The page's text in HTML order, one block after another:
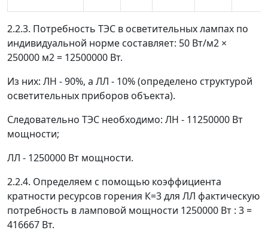
2.2.3. Потребность ТЭС в осветительных лампах по
индивидуальной норме составляет: 50 Вт/м2 ×
250000 м2= 12500000 Вт.
Из них: ЛН - 90%, а ЛЛ - 10% (определено структурой
осветительных приборов объекта).
Следовательно ТЭС необходимо: ЛН - 11250000 Вт
мощности;
ЛЛ - 1250000 Вт мощности.
2.2.4. Определяем с помощью коэффициента
кратности ресурсов горения К=3 для ЛЛ фактическую
потребность в ламповой мощности 1250000 Вт : 3 =
416667 Вт.